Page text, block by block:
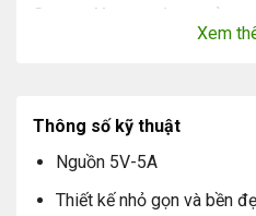
Camera Yoosee được sản
xuất phần cứng là camera
Camera 1 ID và 1 mật khẩu
phầm mềm Yoosee.
2. Lịch sử ra đời và
Xem
Thông số kỹ thuật
Nguồn 5V-5A
Thiết kế nhỏ gọn và bền